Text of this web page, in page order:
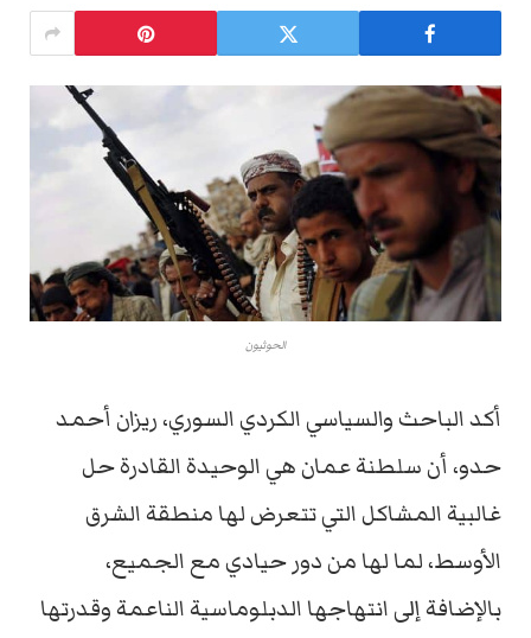
الحوثيون
أكد الباحث والسياسي الكردي السوري، ريزان أحمد
حدو، أن سلطنة عمان هي الوحيدة القادرة حل
غالبية المشاكل التي تتعرض لها منطقة الشرق
الأوسط، لما لها من دور حيادي مع الجميع،
بالإضافة إلى انتهاجها الدبلوماسية الناعمة وقدرتها